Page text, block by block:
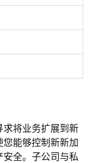
将业务扩展到新
能够控制新新加
全。子公司与私